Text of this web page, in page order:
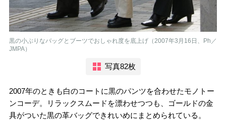
黒の小ぶりなバッグとブーツでおしゃれ度を底上げ（2007年3月16日、Ph／
JMPA）
写真82枚
2007年のときも白のコートに黒のパンツを合わせたモノトー
ンコーデ。リラックスムードを漂わせつつも、ゴールドの金
具がついた黒の革バッグできれいめにまとめられている。